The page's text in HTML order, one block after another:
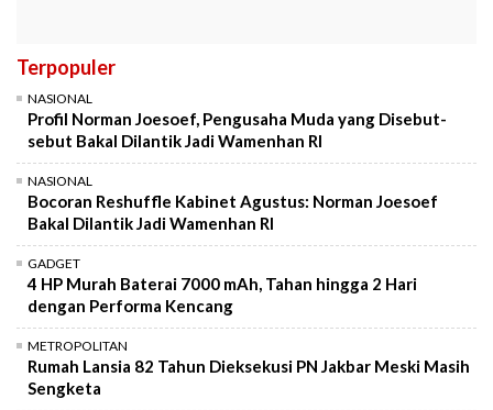
Terpopuler
NASIONAL
Profil Norman Joesoef, Pengusaha Muda yang Disebut-
sebut Bakal Dilantik Jadi Wamenhan RI
NASIONAL
Bocoran Reshuffle Kabinet Agustus: Norman Joesoef
Bakal Dilantik Jadi Wamenhan RI
GADGET
4 HP Murah Baterai 7000 mAh, Tahan hingga 2 Hari
dengan Performa Kencang
METROPOLITAN
Rumah Lansia 82 Tahun Dieksekusi PN Jakbar Meski Masih
Sengketa